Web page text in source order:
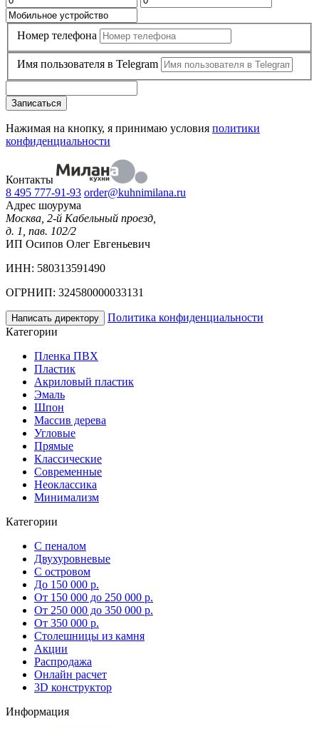
Номер телефона
Имя пользователя в Telegram
Записаться
Нажимая на кнопку, я принимаю условия политики
конфиденциальности
Контакты
8 495 777-91-93 order@kuhnimilana.ru
Адрес шоурума
Москва, 2-й Кабельный проезд,
д. 1, пав. 102/2
ИП Осипов Олег Евгеньевич
ИНН: 580313591490
ОГРНИП: 324580000033131
Написать директору
Политика конфиденциальности
Категории
Пленка ПВХ
Пластик
Акриловый пластик
Эмаль
Шпон
Массив дерева
Угловые
Прямые
Классические
Современные
Неоклассика
Минимализм
Категории
С пеналом
Двухуровневые
С островом
До 150 000 р.
От 150 000 до 250 000 р.
От 250 000 до 350 000 р.
От 350 000 р.
Столешницы из камня
Акции
Распродажа
Онлайн расчет
3D конструктор
Информация